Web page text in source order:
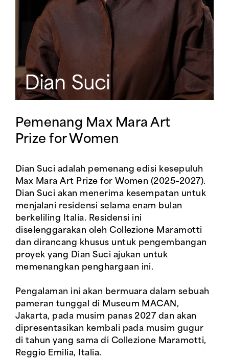
Pemenang Max Mara Art
Prize for Women
Dian Suci adalah pemenang edisi kesepuluh
Max Mara Art Prize for Women (2025–2027).
Dian Suci akan menerima kesempatan untuk
menjalani residensi selama enam bulan
berkeliling Italia. Residensi ini
diselenggarakan oleh Collezione Maramotti
dan dirancang khusus untuk pengembangan
proyek yang Dian Suci ajukan untuk
memenangkan penghargaan ini.
Pengalaman ini akan bermuara dalam sebuah
pameran tunggal di Museum MACAN,
Jakarta, pada musim panas 2027 dan akan
dipresentasikan kembali pada musim gugur
di tahun yang sama di Collezione Maramotti,
Reggio Emilia, Italia.